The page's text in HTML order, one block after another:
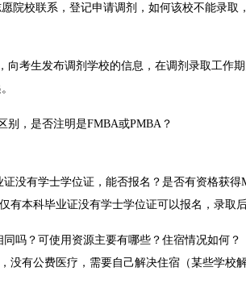
院校联系，登记申请调剂，如何该校不能录取
向考生发布调剂学校的信息，在调剂录取工作
别，是否注明是FMBA或PMBA？
没有学士学位证，能否报名？是否有资格获得
有本科毕业证没有学士学位证可以报名，录取
吗？可使用资源主要有哪些？住宿情况如何？
没有公费医疗，需要自己解决住宿（某些学校